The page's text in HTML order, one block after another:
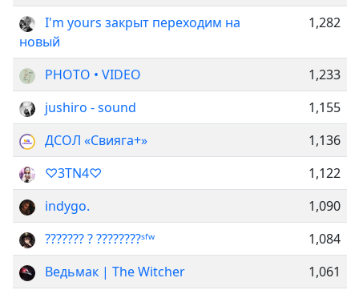
I'm yours закрыт переходим на
новый
1,282
PHOTO • VIDEO
1,233
jushiro - sound
1,155
ДСОЛ «Свияга+»
1,136
♡3TN4♡
1,122
indygo.
1,090
??????? ? ????????ˢᶠʷ
1,084
Ведьмак | The Witcher
1,061